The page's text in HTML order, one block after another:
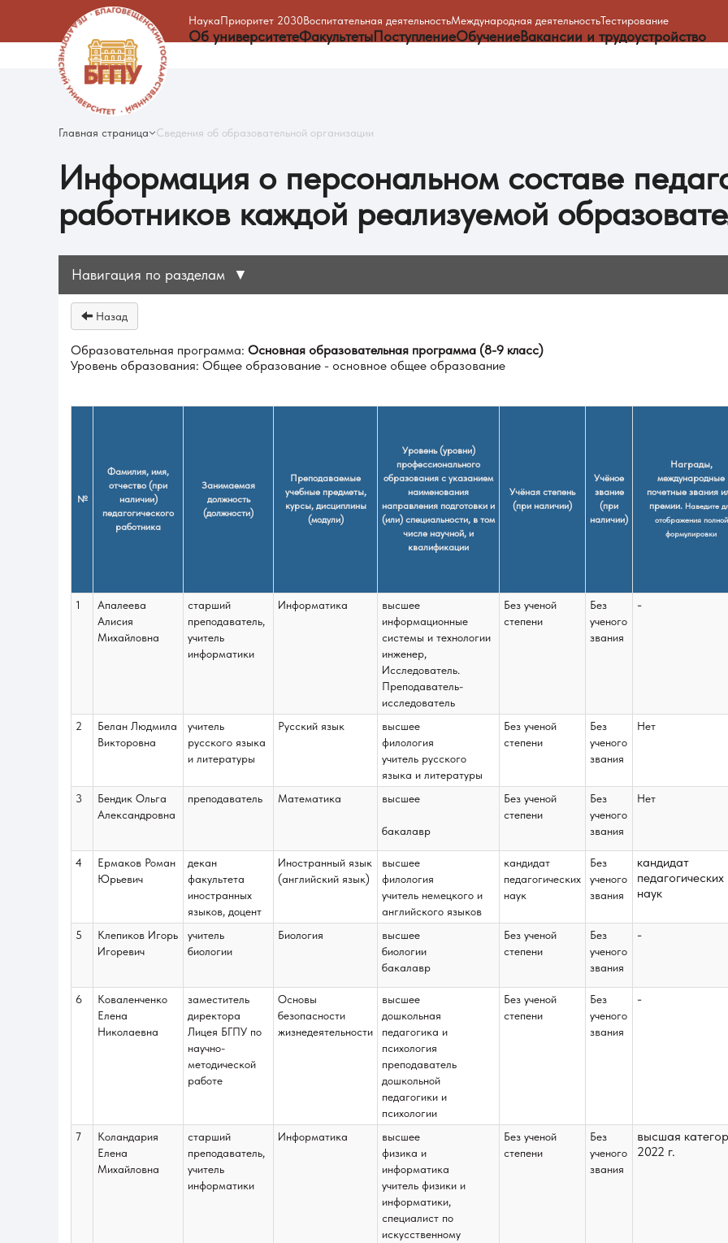
НаукаПриоритет 2030Воспитательная деятельностьМеждународная деятельностьТестирование
Об университетеФакультетыПоступлениеОбучениеВакансии и трудоустройство
Главная страница Сведения об образовательной организации
Информация о персональном составе
работников каждой реализуемой
Навигация по разделам ▼
Назад
Образовательная программа: Основная образовательная программа (8-9 класс)
Уровень образования: Общее образование - основное общее образование
№
Фамилия, имя,
отчество (при
наличии)
педагогического
работника
Занимаемая
должность
(должности)
Преподаваемые
учебные предметы,
курсы, дисциплины
(модули)
Уровень (уровни)
профессионального
образования с указанием
наименования
направления подготовки и
(или) специальности, в том
числе научной, и
квалификации
Учёная степень
(при наличии)
Учёное
звание
(при
наличии)
Награды,
международные
почетные звания
премии. Наведите
отображения полной
формулировки
1
Апалеева
Алисия
Михайловна
старший
преподаватель,
учитель
информатики
Информатика
высшее
информационные
системы и технологии
инженер,
Исследователь.
Преподаватель-
исследователь
Без ученой
степени
Без
ученого
звания
-
2
Белан Людмила
Викторовна
учитель
русского языка
и литературы
Русский язык
высшее
филология
учитель русского
языка и литературы
Без ученой
степени
Без
ученого
звания
Нет
3
Бендик Ольга
Александровна
преподаватель Математика высшее
бакалавр
Без ученой
степени
Без
ученого
звания
Нет
4
Ермаков Роман
Юрьевич
декан
факультета
иностранных
языков, доцент
Иностранный язык
(английский язык)
высшее
филология
учитель немецкого и
английского языков
кандидат
педагогических
наук
Без
ученого
звания
кандидат
педагогических
наук
5
Клепиков Игорь
Игоревич
учитель
биологии
Биология
высшее
биологии
бакалавр
Без ученой
степени
Без
ученого
звания
-
6
Коваленченко
Елена
Николаевна
заместитель
директора
Лицея БГПУ по
научно-
методической
работе
Основы
безопасности
жизнедеятельности
высшее
дошкольная
педагогика и
психология
преподаватель
дошкольной
педагогики и
психологии
Без ученой
степени
Без
ученого
звания
-
7
Коландария
Елена
Михайловна
старший
преподаватель,
учитель
информатики
Информатика
высшее
физика и
информатика
учитель физики и
информатики,
специалист по
искусственному
Без ученой
степени
Без
ученого
звания
высшая
2022 г.